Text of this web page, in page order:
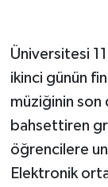
Üniversitesi
ikinci günün
müziğinin son
bahsettiren
öğrencilere
Elektronik